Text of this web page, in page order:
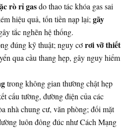
rò rỉ gasdo thao tác khóa gas sai
hiệu quả, tốn tiền nạp lại;gãy
tắc nghẽn hệ thống.
đúng kỹ thuật; nguy cơrơi vỡ thiết
qua cầu thang hẹp, gây nguy hiểm
trong không gian thường chật hẹp
cấu tường, đường điện của các
nhà chung cư, văn phòng; đối mặt
luôn đông đúc như Cách Mạng